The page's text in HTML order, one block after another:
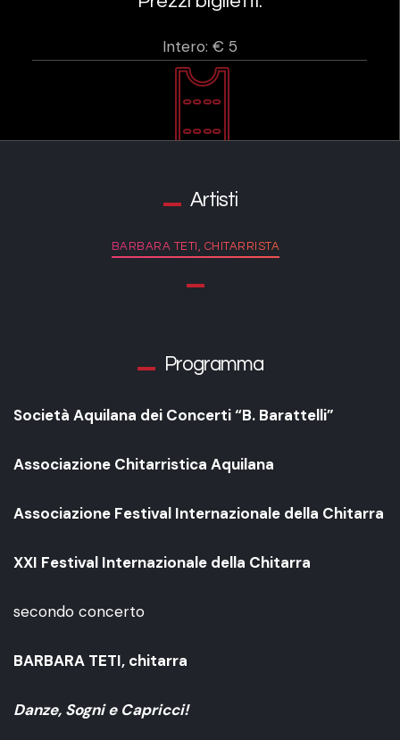
Intero: € 5
Artisti
BARBARA TETI, CHITARRISTA
Programma
Società Aquilana dei Concerti “B. Barattelli”
Associazione Chitarristica Aquilana
Associazione Festival Internazionale della Chitarra
XXI Festival Internazionale della Chitarra
secondo concerto
BARBARA TETI, chitarra
Danze, Sogni e Capricci!